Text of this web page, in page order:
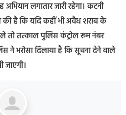
लगातार जारी रहेगा। कटनी
है कि यदि कहीं भी अवैध शराब के
तो तत्काल पुलिस कंट्रोल रूम नंबर
ने भरोसा दिलाया है कि सूचना देने वाले
जाएगी।